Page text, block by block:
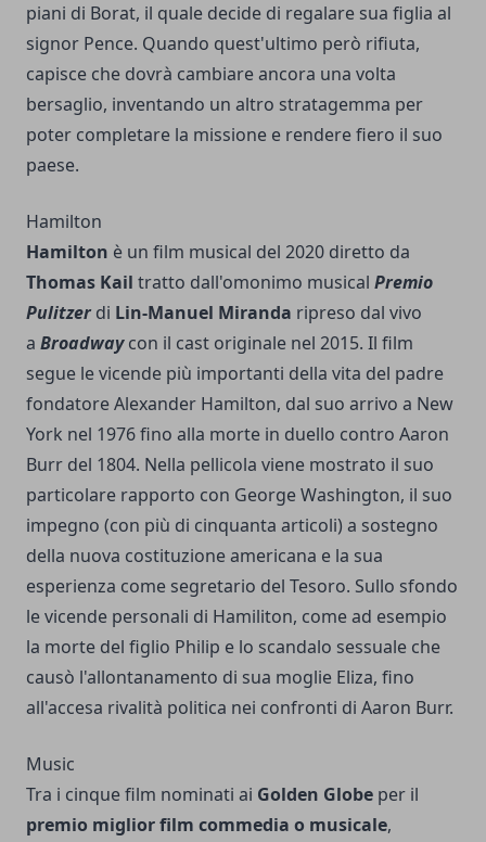
piani di Borat, il quale decide di regalare sua figlia al
signor Pence. Quando quest'ultimo però rifiuta,
capisce che dovrà cambiare ancora una volta
bersaglio, inventando un altro stratagemma per
poter completare la missione e rendere fiero il suo
paese.
Hamilton
Hamilton è un film musical del 2020 diretto da
Thomas Kail tratto dall'omonimo musical Premio
Pulitzerdi Lin-Manuel Miranda ripreso dal vivo
a Broadwaycon il cast originale nel 2015. Il film
segue le vicende più importanti della vita del padre
fondatore Alexander Hamilton, dal suo arrivo a New
York nel 1976 fino alla morte in duello contro Aaron
Burr del 1804. Nella pellicola viene mostrato il suo
particolare rapporto con George Washington, il suo
impegno (con più di cinquanta articoli) a sostegno
della nuova costituzione americana e la sua
esperienza come segretario del Tesoro. Sullo sfondo
le vicende personali di Hamiliton, come ad esempio
la morte del figlio Philip e lo scandalo sessuale che
causò l'allontanamento di sua moglie Eliza, fino
all'accesa rivalità politica nei confronti di Aaron Burr.
Music
Tra i cinque film nominati ai Golden Globe per il
premio miglior film commedia o musicale,